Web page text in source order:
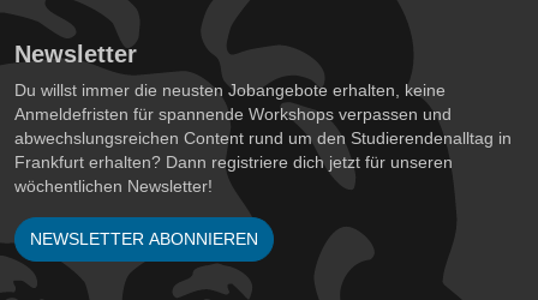
Newsletter
Du willst immer die neusten Jobangebote erhalten, keine
Anmeldefristen für spannende Workshops verpassen und
abwechslungsreichen Content rund um den Studierendenalltag in
Frankfurt erhalten? Dann registriere dich jetzt für unseren
wöchentlichen Newsletter!
NEWSLETTER ABONNIEREN